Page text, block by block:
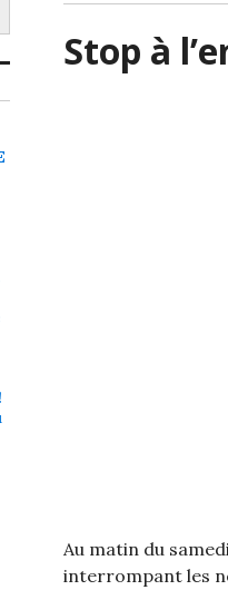
Stop à
Au matin du
interrompant les